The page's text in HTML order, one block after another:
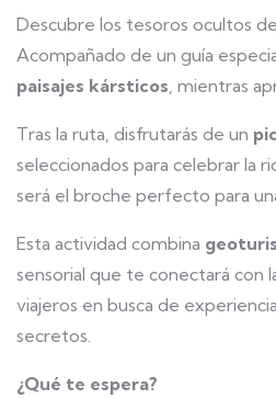
Descubre los tesoros ocultos
Acompañado de un guía
paisajes kársticos , mientras
Tras la ruta, disfrutarás de un
seleccionados para celebrar la
será el broche perfecto para
Esta actividad combina
sensorial que te conectará con
viajeros en busca de
secretos.
¿Qué te espera?